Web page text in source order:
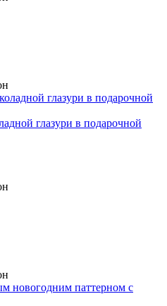
глазури в подарочной